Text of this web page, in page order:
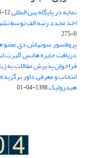
نمایه در پایگاه بین المللی DOAJ12
اخذ مجدد رتبه الف توسط
0-275
پروفسور سوبهاش دی عضو
دریافت جایزه هانس آلبرت
فراخوان پذیرش مقالات به
انتخاب و معرفی داور
هیدرولیک1398-04-01